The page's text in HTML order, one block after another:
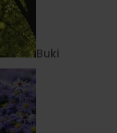
Buki